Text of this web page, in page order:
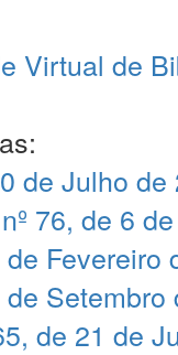
Virtual de
de Julho de
76, de 6
Fevereiro
Setembro
de 21 de